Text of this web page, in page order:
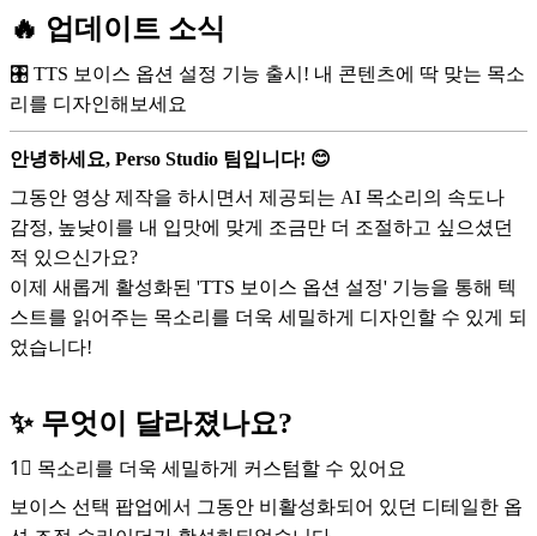
🔥 업데이트 소식
🎛️ TTS 보이스 옵션 설정 기능 출시! 내 콘텐츠에 딱 맞는 목소
리를 디자인해보세요
안녕하세요, Perso Studio 팀입니다! 😊
그동안 영상 제작을 하시면서 제공되는 AI 목소리의 속도나
감정, 높낮이를 내 입맛에 맞게 조금만 더 조절하고 싶으셨던
적 있으신가요?
이제 새롭게 활성화된 'TTS 보이스 옵션 설정' 기능을 통해 텍
스트를 읽어주는 목소리를 더욱 세밀하게 디자인할 수 있게 되
었습니다!
✨ 무엇이 달라졌나요?
1⃣ 목소리를 더욱 세밀하게 커스텀할 수 있어요
보이스 선택 팝업에서 그동안 비활성화되어 있던 디테일한 옵